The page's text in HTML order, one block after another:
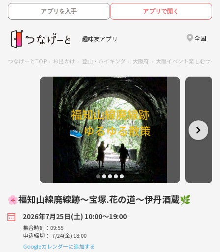
アプリを入手 アプリで開く
趣味友アプリ 全国
つなげーとTOP お出かけ 登山・ハイキング 大阪府 大阪イベント楽しむサー
🌸福知山線廃線跡〜宝塚.花の道〜伊丹酒蔵🌿
2026年7月25日(土) 10:00〜19:00
集合時刻：09:55
申込締切： 7/24(金) 18:00
Googleカレンダーに追加する